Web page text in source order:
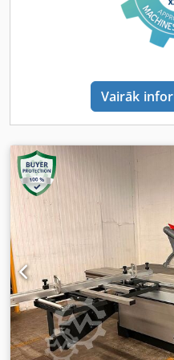
fiksācijas stiprinājumi
APRĪKOJUMS CE
Dubultais ratiņš ar TIP-
veltnis 2 pneimatiskie ātrās
griezuma pietura Digit L
Vairāk